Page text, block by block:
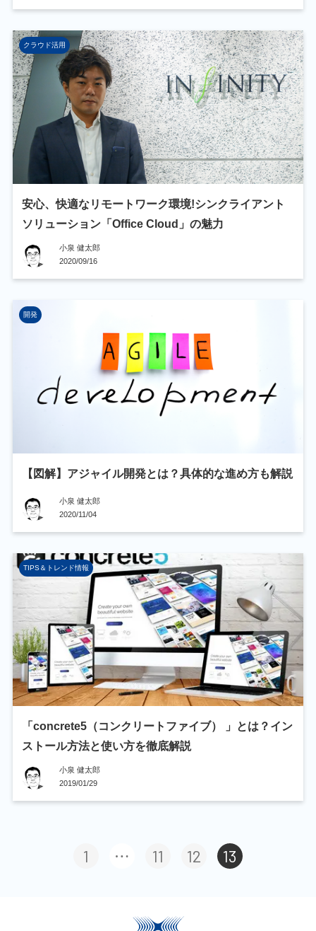
クラウド活用
安心、快適なリモートワーク環境!シンクライアント
ソリューション「Office Cloud」の魅力
小泉 健太郎
2020/09/16
開発
【図解】アジャイル開発とは？具体的な進め方も解説
小泉 健太郎
2020/11/04
TIPS＆トレンド情報
「concrete5（コンクリートファイブ） 」とは？イン
ストール方法と使い方を徹底解説
小泉 健太郎
2019/01/29
1 11 12 13